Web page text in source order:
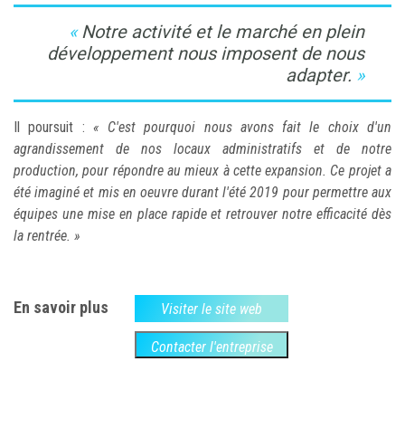
Notre activité et le marché en plein
développement nous imposent de nous
adapter.
Il poursuit : « C'est pourquoi nous avons fait le choix d'un
agrandissement de nos locaux administratifs et de notre
production, pour répondre au mieux à cette expansion. Ce projet a
été imaginé et mis en oeuvre durant l'été 2019 pour permettre aux
équipes une mise en place rapide et retrouver notre efficacité dès
la rentrée. »
En savoir plus Visiter le site web
Contacter l'entreprise